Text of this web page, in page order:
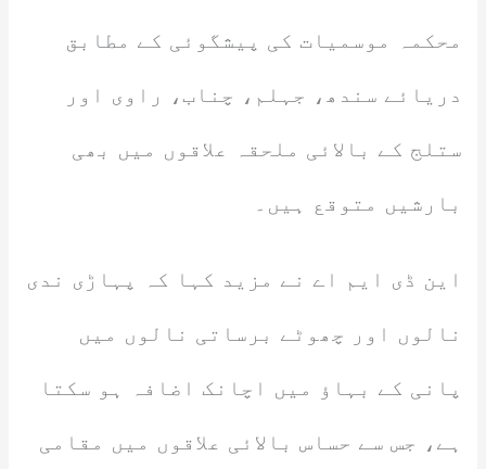
محکمہ موسمیات کی پیشگوئی کے مطابق
دریائے سندھ، جہلم، چناب، راوی اور
ستلج کے بالائی ملحقہ علاقوں میں بھی
بارشیں متوقع ہیں۔
این ڈی ایم اے نے مزید کہا کہ پہاڑی ندی
نالوں اور چھوٹے برساتی نالوں میں
پانی کے بہاؤ میں اچانک اضافہ ہو سکتا
ہے، جس سے حساس بالائی علاقوں میں مقامی